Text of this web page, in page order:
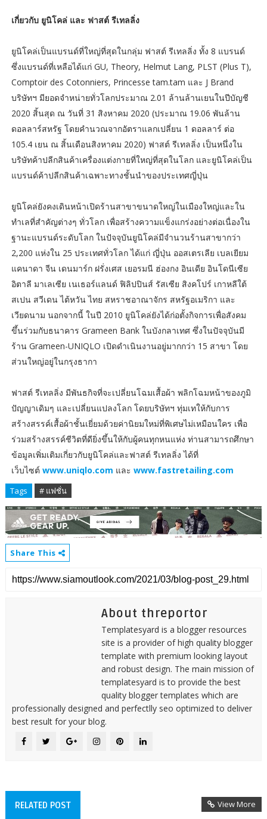
เกี่ยวกับ ยูนิโคล่ และ ฟาสต์ รีเทลลิ่ง
ยูนิโคล่เป็นแบรนด์ที่ใหญ่ที่สุดในกลุ่ม ฟาสต์ รีเทลลิ่ง ทั้ง 8 แบรนด์
ซึ่งแบรนด์ที่เหลือได้แก่ GU, Theory, Helmut Lang, PLST (Plus T),
Comptoir des Cotonniers, Princesse tam.tam และ J Brand
บริษัทฯ มียอดจำหน่ายทั่วโลกประมาณ 2.01 ล้านล้านเยนในปีบัญชี
2020 สิ้นสุด ณ วันที่ 31 สิงหาคม 2020 (ประมาณ 19.06 พันล้าน
ดอลลาร์สหรัฐ โดยคำนวณจากอัตราแลกเปลี่ยน 1 ดอลลาร์ ต่อ
105.4 เยน ณ สิ้นเดือนสิงหาคม 2020) ฟาสต์ รีเทลลิ่ง เป็นหนึ่งใน
บริษัทค้าปลีกสินค้าเครื่องแต่งกายที่ใหญ่ที่สุดในโลก และยูนิโคล่เป็น
แบรนด์ค้าปลีกสินค้าเฉพาะทางชั้นนำของประเทศญี่ปุ่น
ยูนิโคล่ยังคงเดินหน้าเปิดร้านสาขาขนาดใหญ่ในเมืองใหญ่และใน
ทำเลที่สำคัญต่างๆ ทั่วโลก เพื่อสร้างความแข็งแกร่งอย่างต่อเนื่องใน
ฐานะแบรนด์ระดับโลก ในปัจจุบันยูนิโคล่มีจำนวนร้านสาขากว่า
2,200 แห่งใน 25 ประเทศทั่วโลก ได้แก่ ญี่ปุ่น ออสเตรเลีย เบลเยียม
แคนาดา จีน เดนมาร์ก ฝรั่งเศส เยอรมนี ฮ่องกง อินเดีย อินโดนีเซีย
อิตาลี มาเลเซีย เนเธอร์แลนด์ ฟิลิปปินส์ รัสเซีย สิงคโปร์ เกาหลีใต้
สเปน สวีเดน ไต้หวัน ไทย สหราชอาณาจักร สหรัฐอเมริกา และ
เวียดนาม นอกจากนี้ ในปี 2010 ยูนิโคล่ยังได้ก่อตั้งกิจการเพื่อสังคม
ขึ้นร่วมกับธนาคาร Grameen Bank ในบังกลาเทศ ซึ่งในปัจจุบันมี
ร้าน Grameen-UNIQLO เปิดดำเนินงานอยู่มากกว่า 15 สาขา โดย
ส่วนใหญ่อยู่ในกรุงธากา
ฟาสต์ รีเทลลิ่ง มีพันธกิจที่จะเปลี่ยนโฉมเสื้อผ้า พลิกโฉมหน้าของภูมิ
ปัญญาเดิมๆ และเปลี่ยนแปลงโลก โดยบริษัทฯ ทุ่มเทให้กับการ
สร้างสรรค์เสื้อผ้าชั้นเยี่ยมด้วยค่านิยมใหม่ที่พิเศษไม่เหมือนใคร เพื่อ
ร่วมสร้างสรรค์ชีวิตที่ดียิ่งขึ้นให้กับผู้คนทุกหนแห่ง ท่านสามารถศึกษา
ข้อมูลเพิ่มเติมเกี่ยวกับยูนิโคล่และฟาสต์ รีเทลลิ่ง ได้ที่
เว็บไซต์ www.uniqlo.com และ www.fastretailing.com
Tags # แฟชั่น
Share This
About threportor
Templatesyard is a blogger resources
site is a provider of high quality blogger
template with premium looking layout
and robust design. The main mission of
templatesyard is to provide the best
quality blogger templates which are
professionally designed and perfectlly seo optimized to deliver
best result for your blog.
RELATED POST View More